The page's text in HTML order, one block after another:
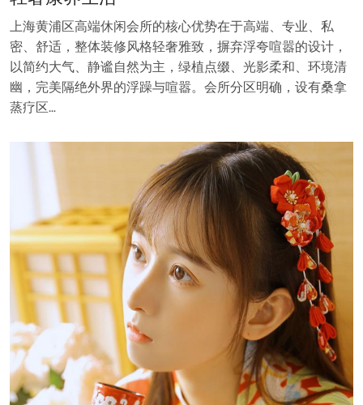
上海黄浦区高端休闲会所的核心优势在于高端、专业、私
密、舒适，整体装修风格轻奢雅致，摒弃浮夸喧嚣的设计，
以简约大气、静谧自然为主，绿植点缀、光影柔和、环境清
幽，完美隔绝外界的浮躁与喧嚣。会所分区明确，设有桑拿
蒸疗区…